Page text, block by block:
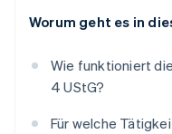
Worum geht es in
Wie funktioniert
4 UStG?
Für welche